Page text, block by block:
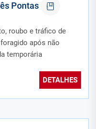
Pontas
roubo e tráfico de
após não
temporária
DETALHES